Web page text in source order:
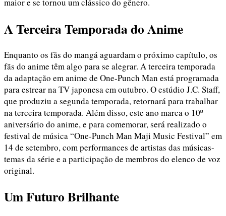
maior e se tornou um clássico do gênero.
A Terceira Temporada do Anime
Enquanto os fãs do mangá aguardam o próximo capítulo, os
fãs do anime têm algo para se alegrar. A terceira temporada
da adaptação em anime de One-Punch Man está programada
para estrear na TV japonesa em outubro. O estúdio J.C. Staff,
que produziu a segunda temporada, retornará para trabalhar
na terceira temporada. Além disso, este ano marca o 10º
aniversário do anime, e para comemorar, será realizado o
festival de música “One-Punch Man Maji Music Festival” em
14 de setembro, com performances de artistas das músicas-
temas da série e a participação de membros do elenco de voz
original.
Um Futuro Brilhante